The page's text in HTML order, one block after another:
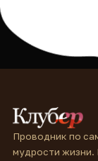
Проводник по
мудрости жизни.